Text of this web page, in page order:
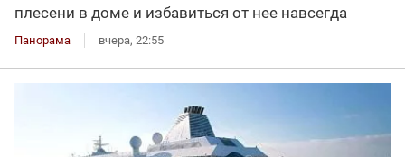
плесени в доме и избавиться от нее навсегда
Панорама вчера, 22:55